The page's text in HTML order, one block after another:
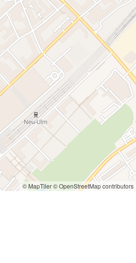
© MapTiler© OpenStreetMap contributors